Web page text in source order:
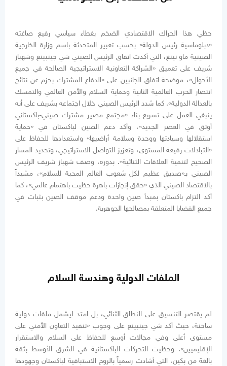
حظي هذا الحراك الاقتصادي الضخم بغطاء سياسي رفيع صاغته
«دبلوماسية رئيس الدولة» بحسب تعبير المتحدثة باسم وزارة الخارجية
الصينية ماو نينغ، التي أكدت اتفاق الرئيس الصيني شي جينبينغ وشهباز
شريف على تعميق «الشراكة التعاونية الاستراتيجية الصالحة في جميع
الأحوال»، موضحة اتفاق الجانبين على «الدفاع المشترك بحزم عن نتائج
انتصار الحرب العالمية الثانية وحماية السلام والأمن العالمي والتمسك
بالعدالة الدولية». كما شدد الرئيس الصيني خلال اجتماعه بشريف على أنه
ينبغي العمل على تسريع بناء «مجتمع مصير مشترك صيني-باكستاني
أوثق في العصر الجديد»، وأكد دعم الصين لباكستان في «حماية
استقلالها وسيادتها ووحدة وسلامة أراضيها» واستعدادها للحفاظ على
«التبادلات رفيعة المستوى، وتعزيز التواصل الاستراتيجي، وتحديد المسار
الصحيح لتنمية العلاقات الثنائية». بدوره، وصف شهباز شريف الرئيس
الصيني بـ«صديق عظيم لكل شعوب العالم المحبة للسلام»، مشيداً
بالاقتصاد الصيني الذي «حقق إنجازات باهرة حظيت باهتمام عالمي»، كما
أكد التزام باكستان بمبدأ صين واحدة ودعم موقف الصين بثبات في
جميع القضايا المتعلقة بمصالحها الجوهرية.
الملفات الدولية وهندسة السلام
لم يقتصر التنسيق على النطاق الثنائي، بل امتد ليشمل ملفات دولية
ساخنة، حيث أكد شي جينبينغ على وجوب «تنفيذ التعاون الأمني على
مستوى أعلى وفي مجالات أوسع للحفاظ على السلام والاستقرار
الإقليميين». وحظيت التحركات الباكستانية في الشرق الأوسط بثقة
بالغة من بكين، التي أشادت رسمياً بالروح الاستباقية لباكستان وجهودها